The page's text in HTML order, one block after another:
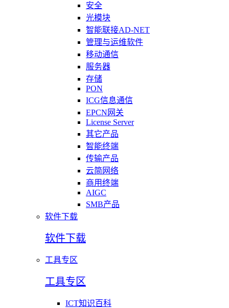
安全
光模块
智能联接AD-NET
管理与运维软件
移动通信
服务器
存储
PON
ICG信息通信
EPCN网关
License Server
其它产品
智能终端
传输产品
云简网络
商用终端
AIGC
SMB产品
软件下载
软件下载
工具专区
工具专区
ICT知识百科